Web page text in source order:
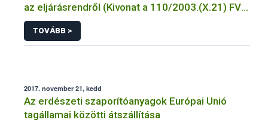
az eljárásrendről (Kivonat a 110/2003.(X.21) FVM
Rendeletből)
TOVÁBB >
2017. november 21, kedd
Az erdészeti szaporítóanyagok Európai Unió
tagállamai közötti átszállítása